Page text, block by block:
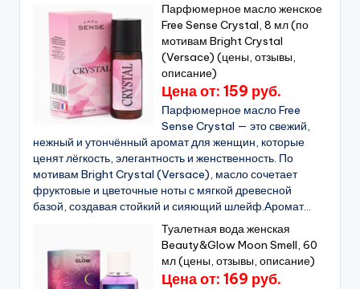
Парфюмерное масло женское
Free Sense Crystal, 8 мл (по
мотивам Bright Crystal
(Versace) (цены, отзывы,
описание)
Цена от: 159 руб.
Парфюмерное масло Free
Sense Crystal — это свежий,
нежный и утончённый аромат для женщин, которые
ценят лёгкость, элегантность и женственность. По
мотивам Bright Crystal (Versace), масло сочетает
фруктовые и цветочные ноты с мягкой древесной
базой, создавая стойкий и сияющий шлейф.Аромат...
Туалетная вода женская
Beauty&Glow Moon Smell, 60
мл (цены, отзывы, описание)
Цена от: 169 руб.